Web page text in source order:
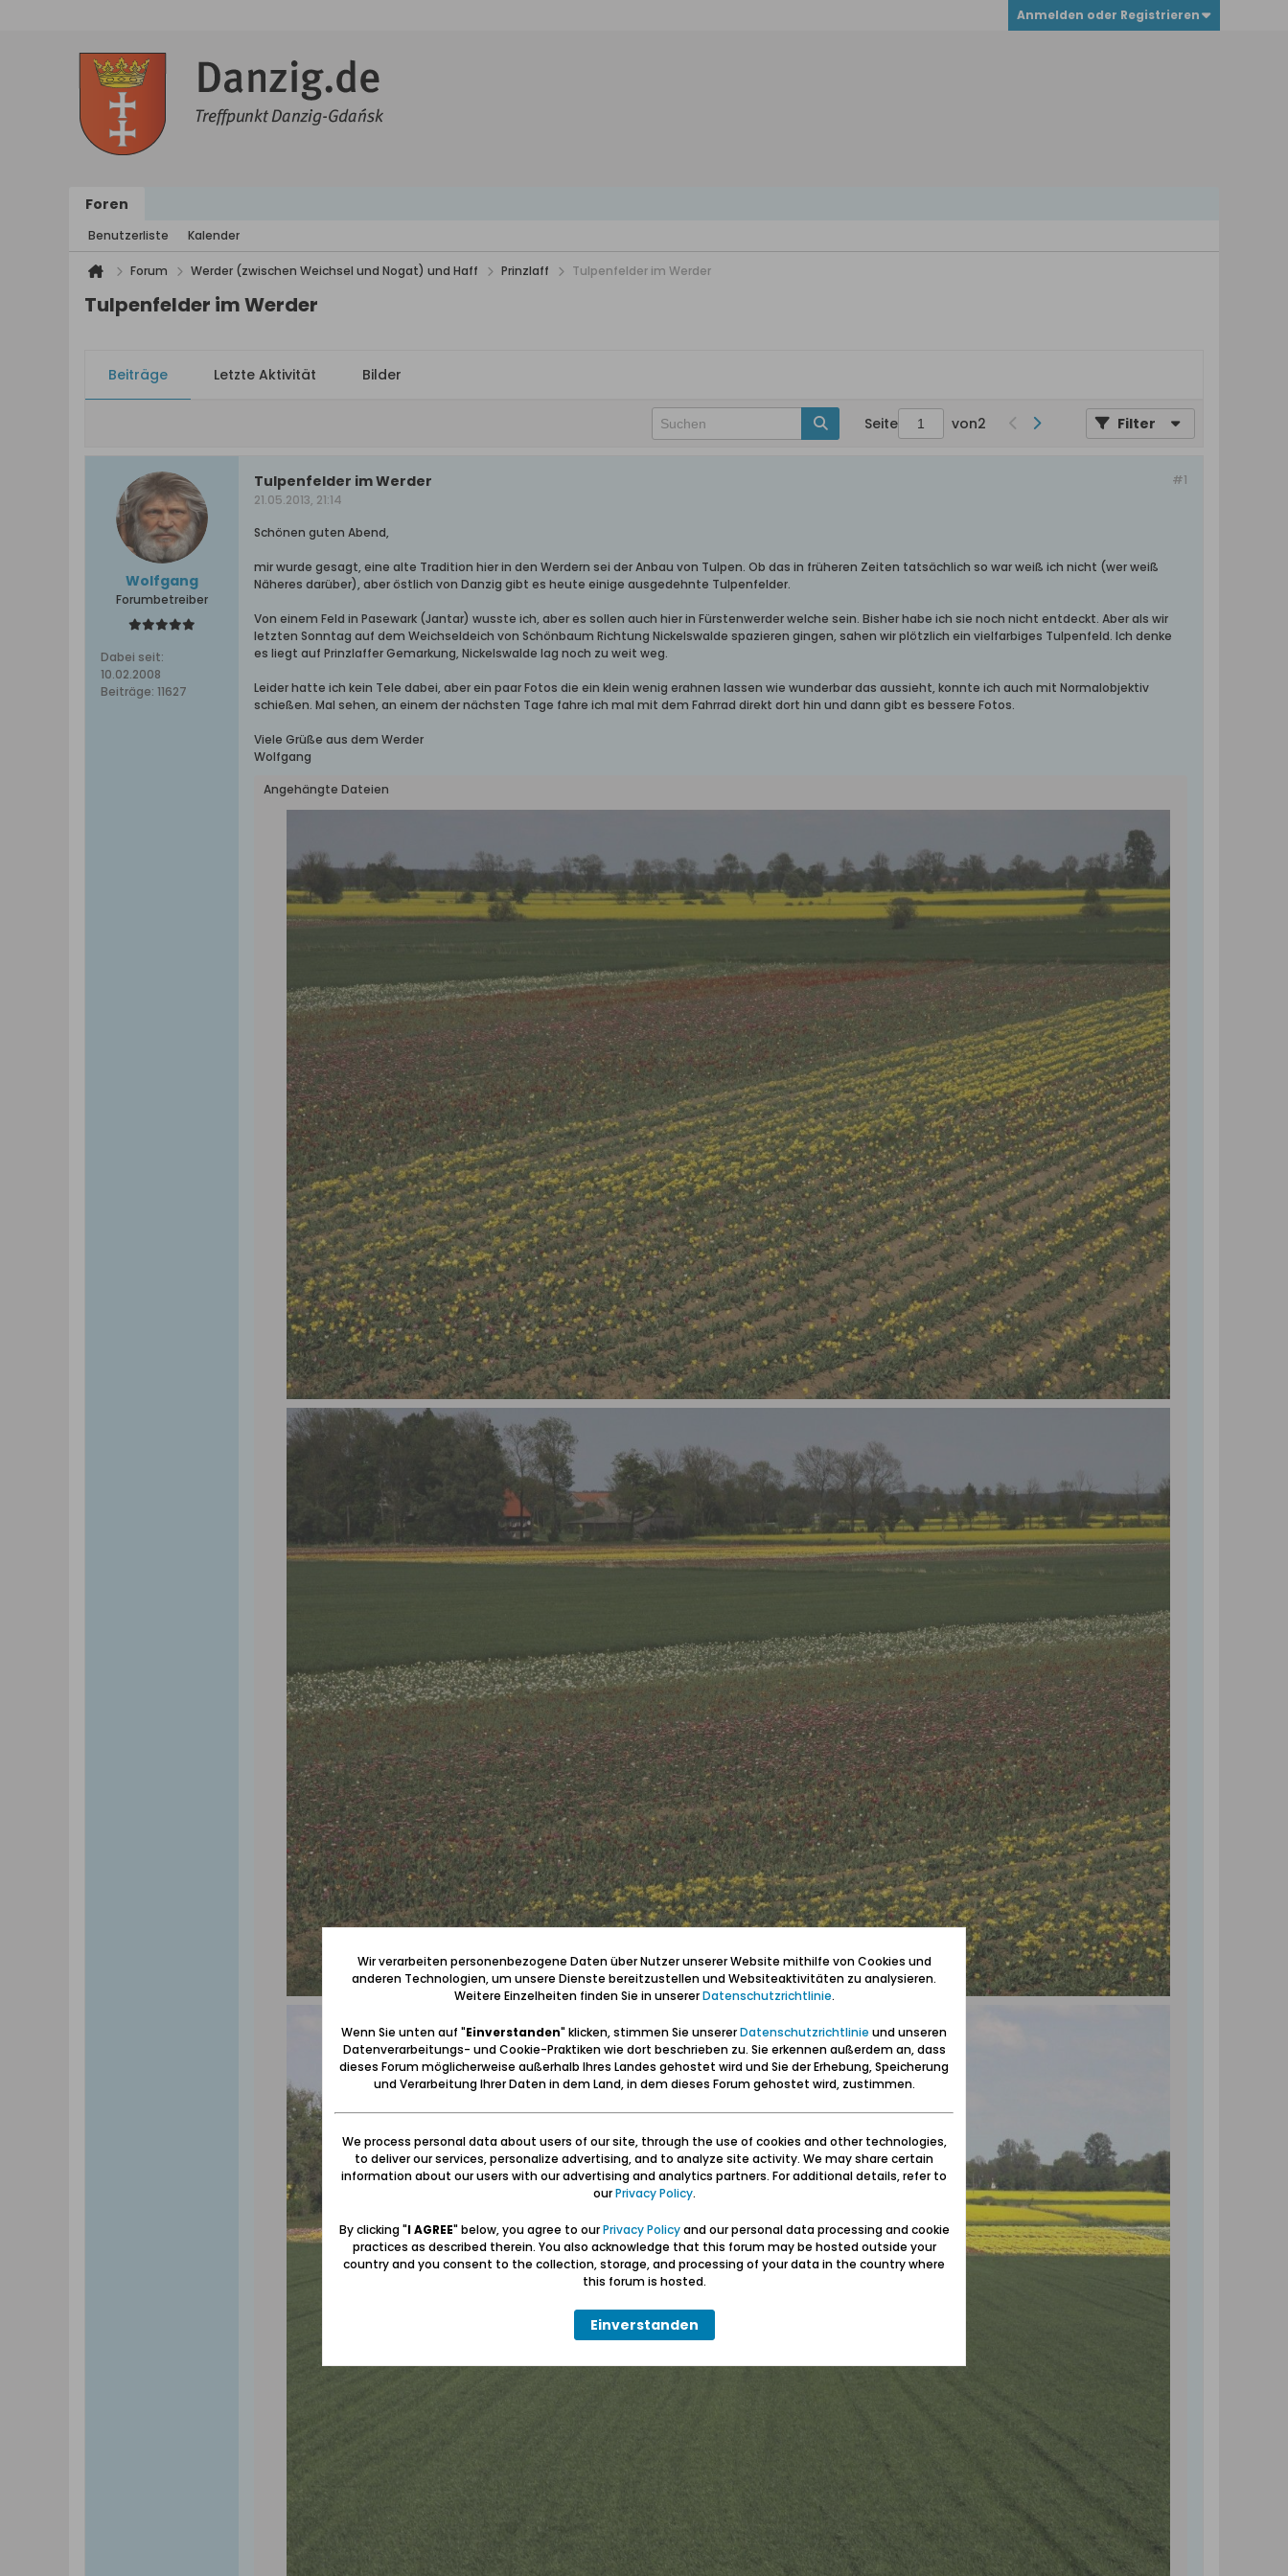
Anmelden oder Registrieren
Foren
Benutzerliste Kalender
Forum Werder (zwischen Weichsel und Nogat) und Haff Prinzlaff Tulpenfelder im Werder
Tulpenfelder im Werder
Beiträge Letzte Aktivität Bilder
Seite von2 Filter
Wolfgang
Forumbetreiber
Dabei seit:
10.02.2008
Beiträge: 11627
#1
Tulpenfelder im Werder
21.05.2013, 21:14
Schönen guten Abend,
mir wurde gesagt, eine alte Tradition hier in den Werdern sei der Anbau von Tulpen. Ob das in früheren Zeiten tatsächlich so war weiß ich nicht (wer weiß
Näheres darüber), aber östlich von Danzig gibt es heute einige ausgedehnte Tulpenfelder.
Von einem Feld in Pasewark (Jantar) wusste ich, aber es sollen auch hier in Fürstenwerder welche sein. Bisher habe ich sie noch nicht entdeckt. Aber als wir
letzten Sonntag auf dem Weichseldeich von Schönbaum Richtung Nickelswalde spazieren gingen, sahen wir plötzlich ein vielfarbiges Tulpenfeld. Ich denke
es liegt auf Prinzlaffer Gemarkung, Nickelswalde lag noch zu weit weg.
Leider hatte ich kein Tele dabei, aber ein paar Fotos die ein klein wenig erahnen lassen wie wunderbar das aussieht, konnte ich auch mit Normalobjektiv
schießen. Mal sehen, an einem der nächsten Tage fahre ich mal mit dem Fahrrad direkt dort hin und dann gibt es bessere Fotos.
Viele Grüße aus dem Werder
Wolfgang
Angehängte Dateien
Wir verarbeiten personenbezogene Daten über Nutzer unserer Website mithilfe von Cookies und
anderen Technologien, um unsere Dienste bereitzustellen und Websiteaktivitäten zu analysieren.
Weitere Einzelheiten finden Sie in unsererDatenschutzrichtlinie.
Wenn Sie unten auf "Einverstanden" klicken, stimmen Sie unsererDatenschutzrichtlinie und unseren
Datenverarbeitungs- und Cookie-Praktiken wie dort beschrieben zu. Sie erkennen außerdem an, dass
dieses Forum möglicherweise außerhalb Ihres Landes gehostet wird und Sie der Erhebung, Speicherung
und Verarbeitung Ihrer Daten in dem Land, in dem dieses Forum gehostet wird, zustimmen.
We process personal data about users of our site, through the use of cookies and other technologies,
to deliver our services, personalize advertising, and to analyze site activity. We may share certain
information about our users with our advertising and analytics partners. For additional details, refer to
ourPrivacy Policy.
By clicking "I AGREE" below, you agree to ourPrivacy Policyand our personal data processing and cookie
practices as described therein. You also acknowledge that this forum may be hosted outside your
country and you consent to the collection, storage, and processing of your data in the country where
this forum is hosted.
Einverstanden